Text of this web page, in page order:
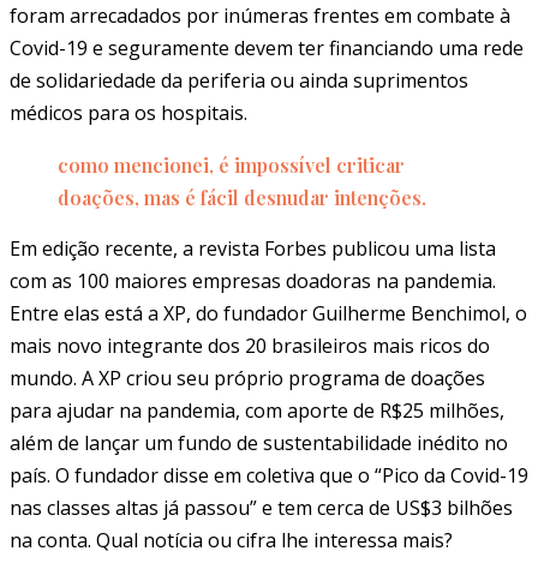
foram arrecadados por inúmeras frentes em combate à
Covid-19 e seguramente devem ter financiando uma rede
de solidariedade da periferia ou ainda suprimentos
médicos para os hospitais.
como mencionei, é impossível criticar
doações, mas é fácil desnudar intenções.
Em edição recente, a revista Forbes publicou uma lista
com as 100 maiores empresas doadoras na pandemia.
Entre elas está a XP, do fundador Guilherme Benchimol, o
mais novo integrante dos 20 brasileiros mais ricos do
mundo. A XP criou seu próprio programa de doações
para ajudar na pandemia, com aporte de R$25 milhões,
além de lançar um fundo de sustentabilidade inédito no
país. O fundador disse em coletiva que o “Pico da Covid-19
nas classes altas já passou” e tem cerca de US$3 bilhões
na conta. Qual notícia ou cifra lhe interessa mais?